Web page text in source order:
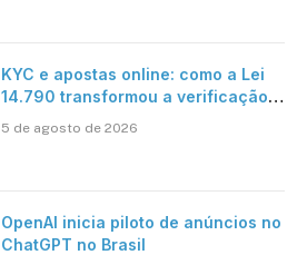
KYC e apostas online: como a Lei
14.790 transformou a verificação
brasileiro
5 de agosto de 2026
OpenAI inicia piloto de anúncios no
ChatGPT no Brasil